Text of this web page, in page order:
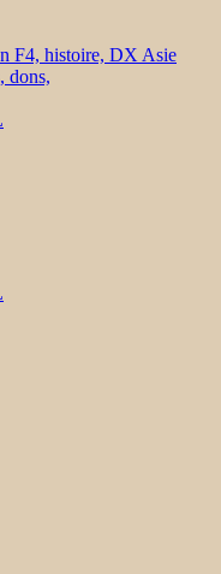
F4, histoire, DX Asie
dons,